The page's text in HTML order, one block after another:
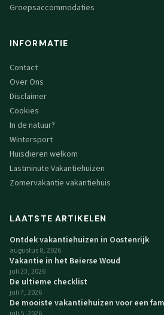
Groepsaccommodaties
INFORMATIE
Contact
Over Ons
Disclaimer
Cookies
In de natuur?
Wintersport
Huisdieren welkom
Lastminute Vakantiehuizen
Zomervakantie vakantiehuis
LAATSTE ARTIKELEN
Ontdek vakantiehuizen in Oostenrijk
augustus 8, 2026
Vakantie in het Beierse Woud
juli 23, 2026
De ultieme checklist
juli 7, 2026
De mooiste vakantiehuizen voor een